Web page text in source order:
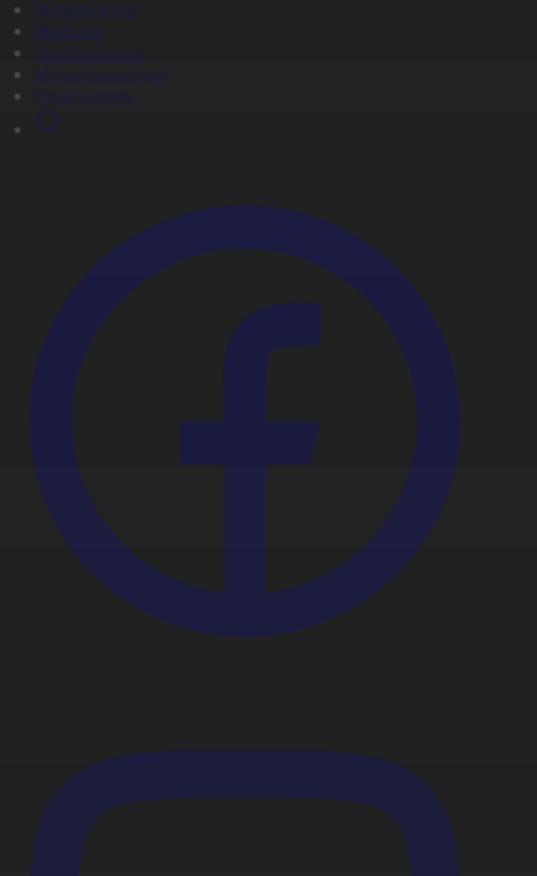
Жаңалықтар
Жобалар
Телехикаялар
Мультсериалдар
Видеоархив